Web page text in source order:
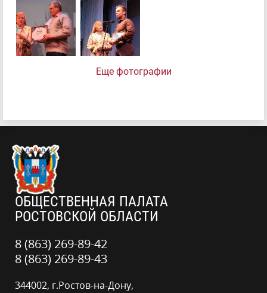
Еще фотографии
ОБЩЕСТВЕННАЯ ПАЛАТА
РОСТОВСКОЙ ОБЛАСТИ
8 (863) 269-89-42
8 (863) 269-89-43
344002, г.Ростов-на-Дону,